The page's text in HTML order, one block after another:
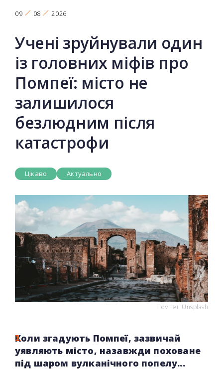
09 08 2026
Учені зруйнували один
із головних міфів про
Помпеї: місто не
залишилося
безлюдним після
катастрофи
Цікаво Актуально
Помпеї. Unsplash
Коли згадують Помпеї, зазвичай
уявляють місто, назавжди поховане
під шаром вулканічного попелу...